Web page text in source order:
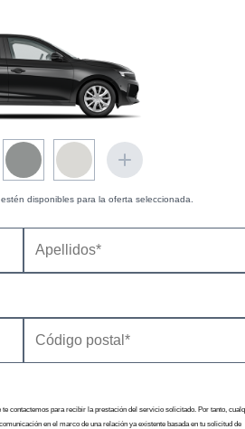
disponibles para la oferta seleccionada.
contactemos para recibir la prestación del servicio solicitado. Por tanto,
en el marco de una relación ya existente basada en tu solicitud de
Dos árboles de levas
común. Turbo. Geometría variable.
No
Embrague
Pares de
Tipo
Resorte
Rueda tirada con
Resorte